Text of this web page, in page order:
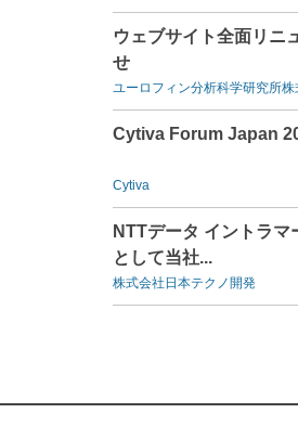
ウェブサイト全面リニ
せ
ユーロフィン分析科学研究所株
Cytiva Forum Japan
Cytiva
NTTデータ イントラマ
として当社...
株式会社日本テクノ開発